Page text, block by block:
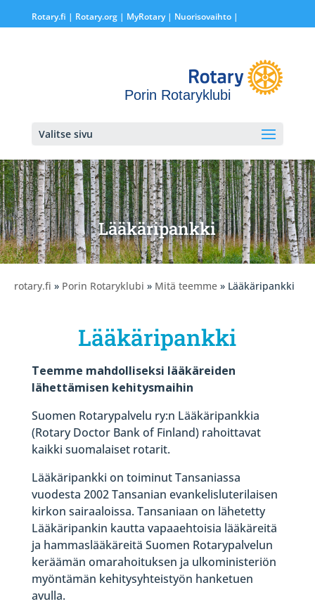
Rotary.fi | Rotary.org| MyRotary | Nuorisovaihto|
Porin Rotaryklubi
Valitse sivu
Lääkäripankki
rotary.fi » Porin Rotaryklubi » Mitä teemme » Lääkäripankki
Lääkäripankki
Teemme mahdolliseksi lääkäreiden
lähettämisen kehitysmaihin
Suomen Rotarypalvelu ry:n Lääkäripankkia
(Rotary Doctor Bank of Finland) rahoittavat
kaikki suomalaiset rotarit.
Lääkäripankki on toiminut Tansaniassa
vuodesta 2002 Tansanian evankelisluterilaisen
kirkon sairaaloissa. Tansaniaan on lähetetty
Lääkäripankin kautta vapaaehtoisia lääkäreitä
ja hammaslääkäreitä Suomen Rotarypalvelun
keräämän omarahoituksen ja ulkoministeriön
myöntämän kehitysyhteistyön hanketuen
avulla.